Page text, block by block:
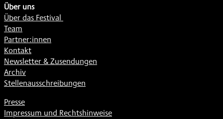
Über uns
Über das Festival
Team
Partner:innen
Kontakt
Newsletter & Zusendungen
Archiv
Stellenausschreibungen
Presse
Impressum und Rechtshinweise